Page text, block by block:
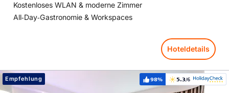
Kostenloses WLAN & moderne Zimmer
All‑Day‑Gastronomie & Workspaces
Hoteldetails
Empfehlung Weiterempfehlung:
98% Bewertung:
5.3/6
Hoteldetails: Premier Inn Hamburg City Hammerbrook